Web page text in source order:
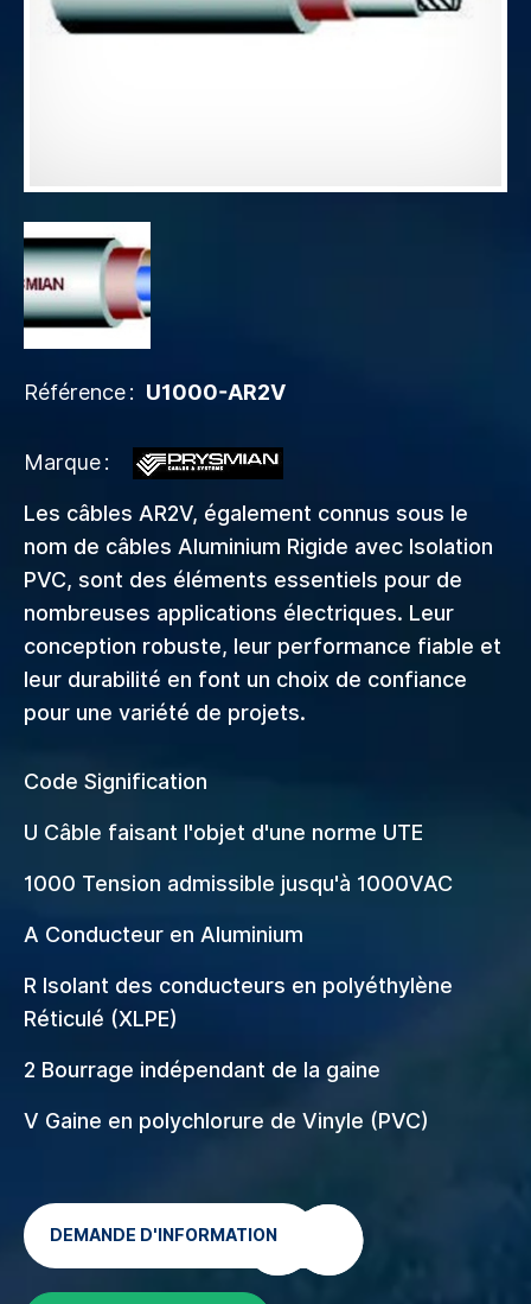
Référence U1000-AR2V
Marque
Les câbles AR2V, également connus sous le
nom de câbles Aluminium Rigide avec Isolation
PVC, sont des éléments essentiels pour de
nombreuses applications électriques. Leur
conception robuste, leur performance fiable et
leur durabilité en font un choix de confiance
pour une variété de projets.
Code Signification
U Câble faisant l'objet d'une norme UTE
1000 Tension admissible jusqu'à 1000VAC
A Conducteur en Aluminium
R Isolant des conducteurs en polyéthylène
Réticulé (XLPE)
2 Bourrage indépendant de la gaine
V Gaine en polychlorure de Vinyle (PVC)
DEMANDE D'INFORMATION